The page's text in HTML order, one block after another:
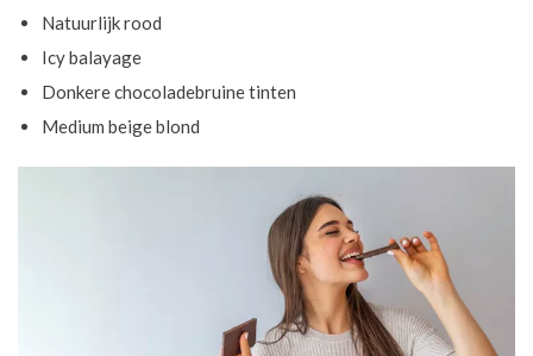
Natuurlijk rood
Icy balayage
Donkere chocoladebruine tinten
Medium beige blond